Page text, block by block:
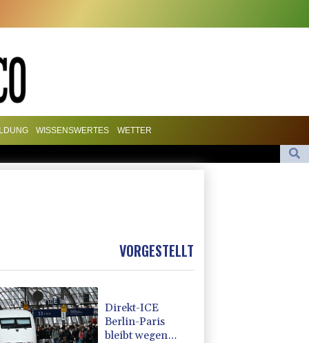
WISSENSWERTES WETTER
bei Migrationskrise in Ceuta
VORGESTELLT
Direkt-ICE
Berlin-Paris
bleibt wegen